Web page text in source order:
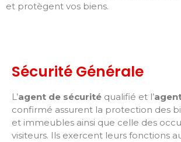
et protègent vos biens.
Sécurité Générale
L’agent de sécurité qualifié et l’
confirmé assurent la protection des
et immeubles ainsi que celle des
visiteurs. Ils exercent leurs fonctions